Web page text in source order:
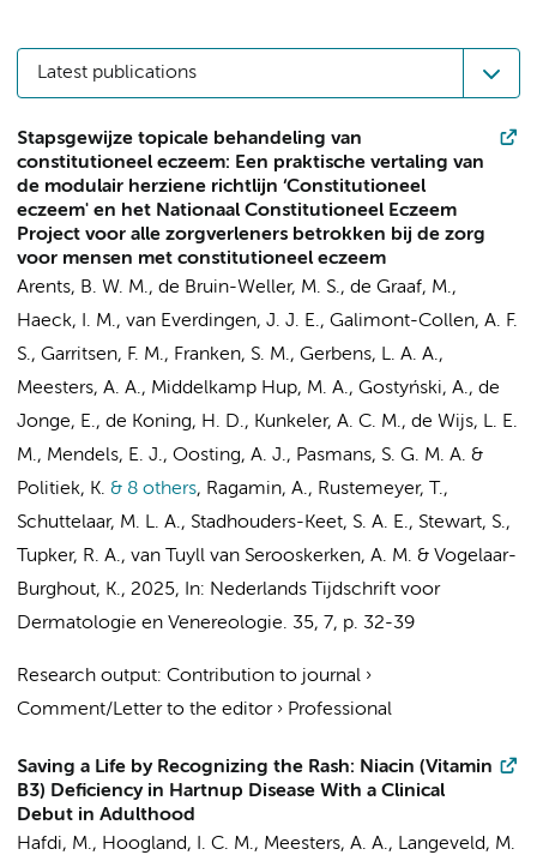
Latest publications
Stapsgewijze topicale behandeling van
constitutioneel eczeem: Een praktische vertaling van
de modulair herziene richtlijn ‘Constitutioneel
eczeem' en het Nationaal Constitutioneel Eczeem
Project voor alle zorgverleners betrokken bij de zorg
voor mensen met constitutioneel eczeem
Arents, B. W. M., de Bruin-Weller, M. S., de Graaf, M.,
Haeck, I. M., van Everdingen, J. J. E., Galimont-Collen, A. F.
S., Garritsen, F. M., Franken, S. M., Gerbens, L. A. A.,
Meesters, A. A., Middelkamp Hup, M. A., Gostyński, A., de
Jonge, E., de Koning, H. D., Kunkeler, A. C. M., de Wijs, L. E.
M., Mendels, E. J., Oosting, A. J., Pasmans, S. G. M. A. &
Politiek, K. & 8 others, Ragamin, A., Rustemeyer, T.,
Schuttelaar, M. L. A., Stadhouders-Keet, S. A. E., Stewart, S.,
Tupker, R. A., van Tuyll van Serooskerken, A. M. & Vogelaar-
Burghout, K., 2025, In: Nederlands Tijdschrift voor
Dermatologie en Venereologie. 35, 7, p. 32-39
Research output: Contribution to journal ›
Comment/Letter to the editor› Professional
Saving a Life by Recognizing the Rash: Niacin (Vitamin
B3) Deficiency in Hartnup Disease With a Clinical
Debut in Adulthood
Hafdi, M., Hoogland, I. C. M., Meesters, A. A., Langeveld, M.